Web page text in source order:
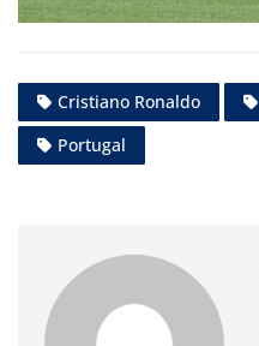
Cristiano Ronaldo
Portugal